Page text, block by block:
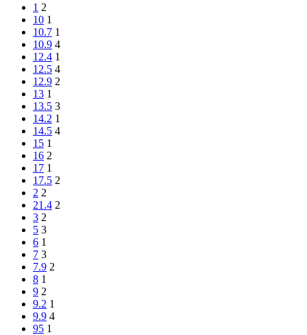
1 2
10 1
10.7 1
10.9 4
12.4 1
12.5 4
12.9 2
13 1
13.5 3
14.2 1
14.5 4
15 1
16 2
17 1
17.5 2
2 2
21.4 2
3 2
5 3
6 1
7 3
7.9 2
8 1
9 2
9.2 1
9.9 4
95 1